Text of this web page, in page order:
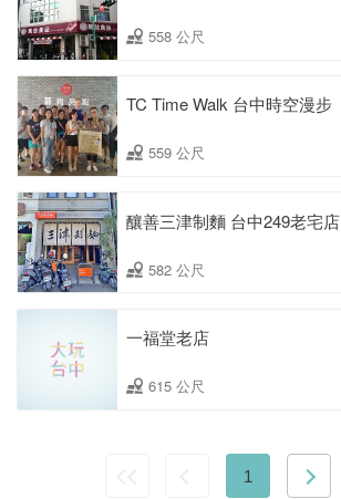
558 公尺
TC Time Walk 台中時空漫步
559 公尺
釀善三津制麵 台中249老宅店
582 公尺
一福堂老店
615 公尺
1